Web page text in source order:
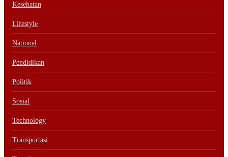
Kesehatan
Lifestyle
National
Pendidikan
Politik
Sosial
Technology
Transportasi